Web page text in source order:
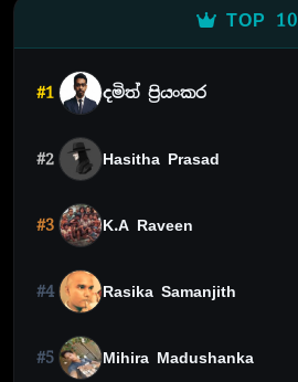
TOP 10
#1 දමිත් ප්‍රියංකර
#2 Hasitha Prasad
#3 K.A Raveen
#4 Rasika Samanjith
#5 Mihira Madushanka